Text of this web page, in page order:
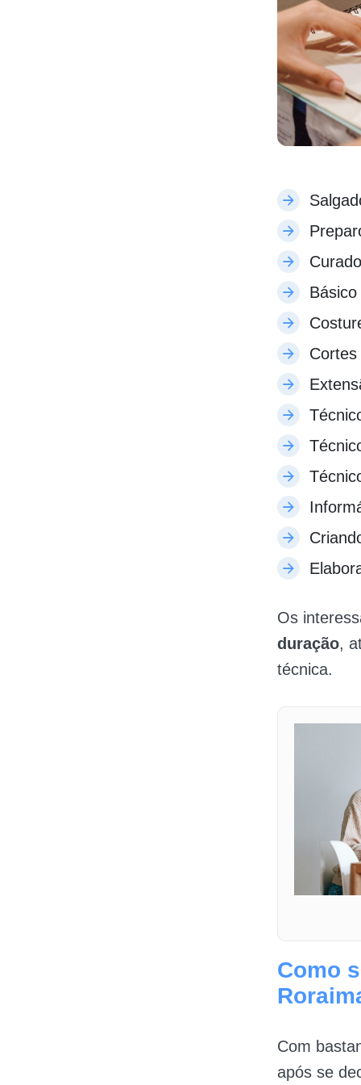
Os
duração,
técnica.
Como
Com
após se